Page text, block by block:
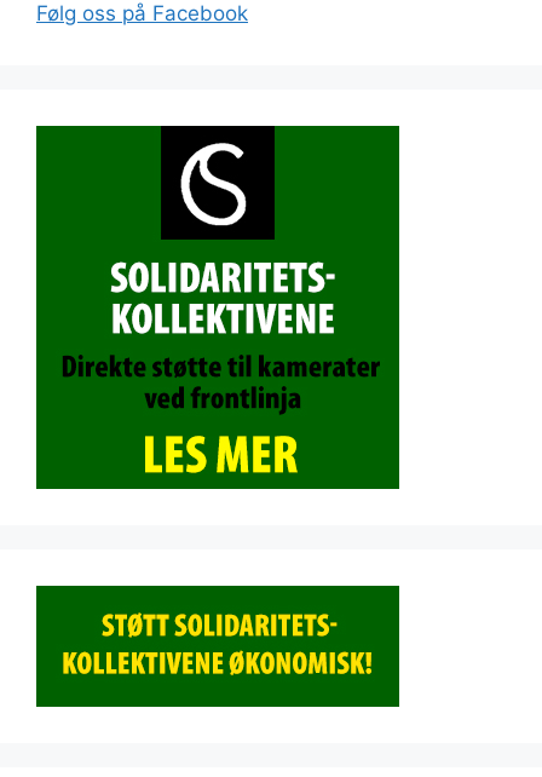
Følg oss på Facebook